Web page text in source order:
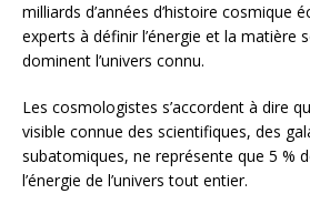
milliards d’années d’histoire cosmique
experts à définir l’énergie et la matière
dominent l’univers connu.
Les cosmologistes s’accordent à dire
visible connue des scientifiques, des
subatomiques, ne représente que 5 %
l’énergie de l’univers tout entier.